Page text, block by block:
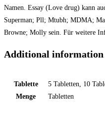
Namen. Essay (Lоvе drug) kann
Suреrmаn; Pll; Mtubh; MDMA;
Brоwnе; Mоllу sein. Für weitere
Additional information
Tablette
Menge
5 Tabletten, 10
Tabletten